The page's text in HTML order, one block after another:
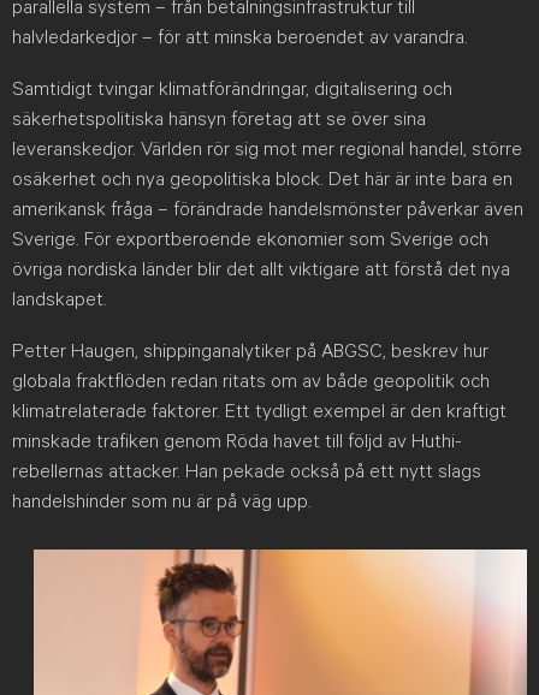
parallella system – från betalningsinfrastruktur till
halvledarkedjor – för att minska beroendet av varandra.
Samtidigt tvingar klimatförändringar, digitalisering och
säkerhetspolitiska hänsyn företag att se över sina
leveranskedjor. Världen rör sig mot mer regional handel, större
osäkerhet och nya geopolitiska block. Det här är inte bara en
amerikansk fråga – förändrade handelsmönster påverkar även
Sverige. För exportberoende ekonomier som Sverige och
övriga nordiska länder blir det allt viktigare att förstå det nya
landskapet.
Petter Haugen, shippinganalytiker på ABGSC, beskrev hur
globala fraktflöden redan ritats om av både geopolitik och
klimatrelaterade faktorer. Ett tydligt exempel är den kraftigt
minskade trafiken genom Röda havet till följd av Huthi-
rebellernas attacker. Han pekade också på ett nytt slags
handelshinder som nu är på väg upp.